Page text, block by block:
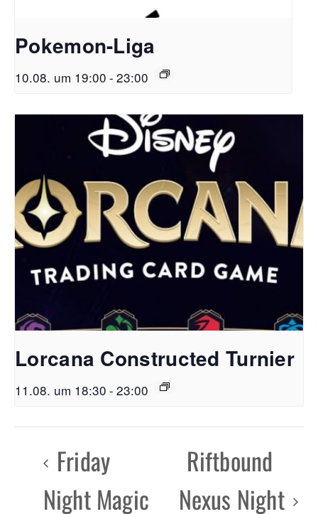
Pokemon-Liga
10.08. um 19:00 - 23:00
Lorcana Constructed Turnier
11.08. um 18:30 - 23:00
Friday
Night Magic
Riftbound
Nexus Night